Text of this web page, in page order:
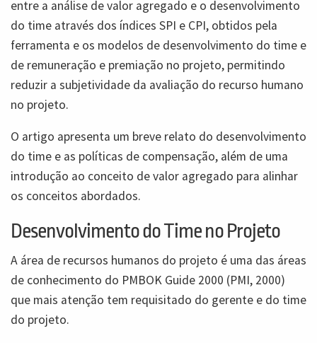
entre a análise de valor agregado e o desenvolvimento
do time através dos índices SPI e CPI, obtidos pela
ferramenta e os modelos de desenvolvimento do time e
de remuneração e premiação no projeto, permitindo
reduzir a subjetividade da avaliação do recurso humano
no projeto.
O artigo apresenta um breve relato do desenvolvimento
do time e as políticas de compensação, além de uma
introdução ao conceito de valor agregado para alinhar
os conceitos abordados.
Desenvolvimento do Time no Projeto
A área de recursos humanos do projeto é uma das áreas
de conhecimento do PMBOK Guide 2000 (PMI, 2000)
que mais atenção tem requisitado do gerente e do time
do projeto.